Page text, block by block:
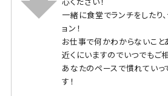
一緒に食堂でランチをしたり
ョン！
お仕事で何かわからないこと
近くにいますのでいつでもご
あなたのペースで慣れてい
す！